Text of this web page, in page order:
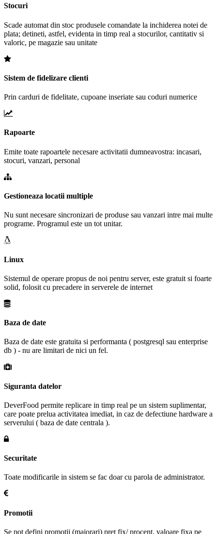
Stocuri
Scade automat din stoc produsele comandate la inchiderea notei de
plata; detineti, astfel, evidenta in timp real a stocurilor, cantitativ si
valoric, pe magazie sau unitate
Sistem de fidelizare clienti
Prin carduri de fidelitate, cupoane inseriate sau coduri numerice
Rapoarte
Emite toate rapoartele necesare activitatii dumneavostra: incasari,
stocuri, vanzari, personal
Gestioneaza locatii multiple
Nu sunt necesare sincronizari de produse sau vanzari intre mai multe
programe. Programul este un tot unitar.
Linux
Sistemul de operare propus de noi pentru server, este gratuit si foarte
solid, folosit cu precadere in serverele de internet
Baza de date
Baza de date este gratuita si performanta ( postgresql sau enterprise
db ) - nu are limitari de nici un fel.
Siguranta datelor
DeverFood permite replicare in timp real pe un sistem suplimentar,
care poate prelua activitatea imediat, in caz de defectiune hardware a
serverului ( baza de date centrala ).
Securitate
Toate modificarile in sistem se fac doar cu parola de administrator.
Promotii
Se pot defini promotii (majorari) pret fix/ procent, valoare fixa pe